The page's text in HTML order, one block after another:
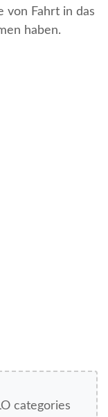
von Fahrt in das
haben.
categories